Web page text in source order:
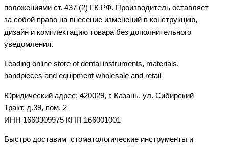
положениями ст. 437 (2) ГК РФ. Производитель оставляет
за собой право на внесение изменений в конструкцию,
дизайн и комплектацию товара без дополнительного
уведомления.
Leading online store of dental instruments, materials,
handpieces and equipment wholesale and retail
Юридический адрес: 420029, г. Казань, ул. Сибирский
Тракт, д.39, пом. 2
ИНН 1660309975 КПП 166001001
Быстро доставим стоматологические инструменты и